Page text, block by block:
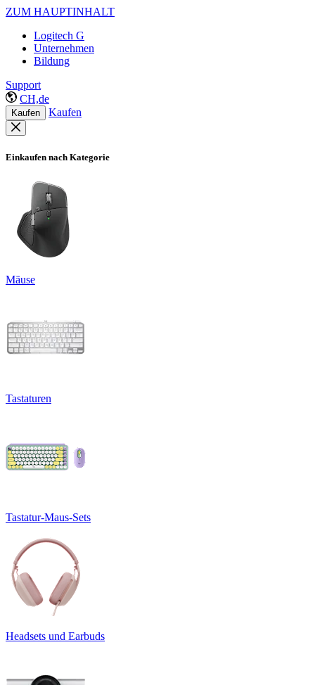
ZUM HAUPTINHALT
Logitech G
Unternehmen
Bildung
Support
CH,de
Kaufen Kaufen
Einkaufen nach Kategorie
Mäuse
Tastaturen
Tastatur-Maus-Sets
Headsets und Earbuds